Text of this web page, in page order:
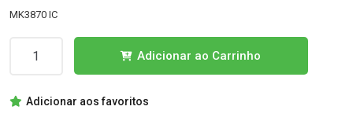
MK3870 IC
IC
Adicionar ao Carrinho
Adicionar aos favoritos